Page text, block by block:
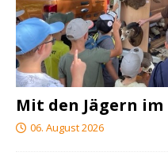
Mit den Jägern
06. August 2026